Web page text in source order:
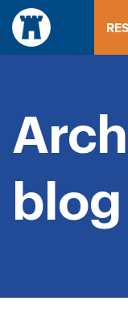
contenido
blog